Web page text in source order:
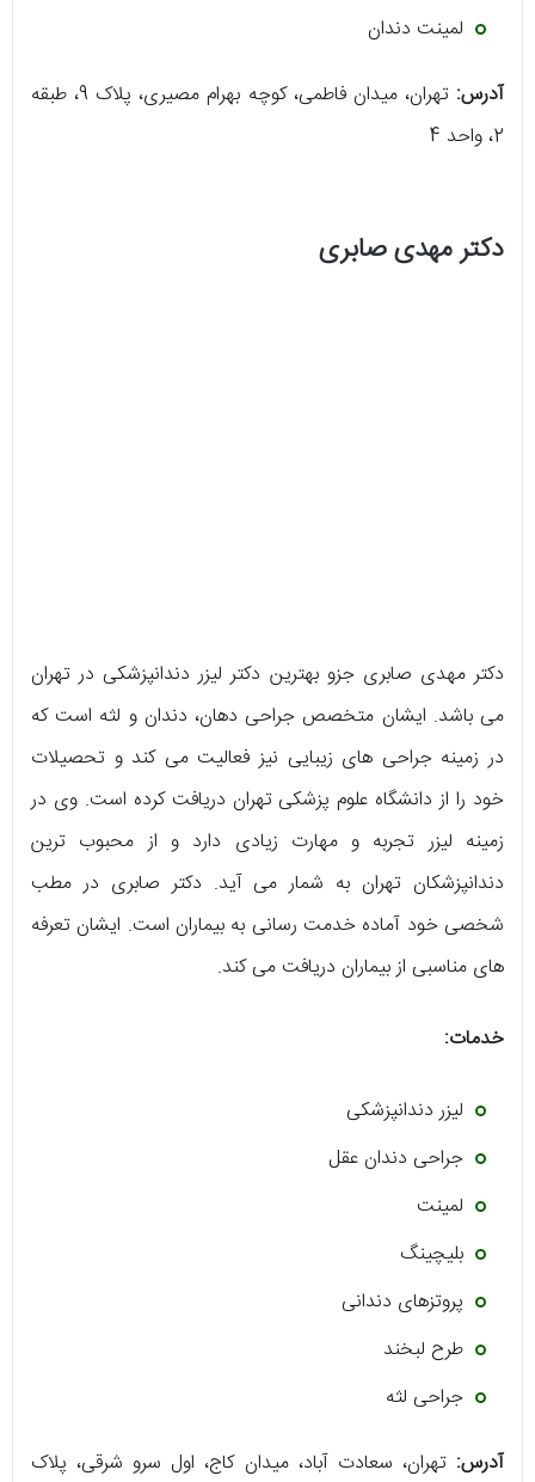
لمینت دندان
آدرس:
تهران، میدان فاطمی، کوچه بهرام مصیری، پلاک 9، طبقه
2، واحد 4
دکتر مهدی صابری
دکتر مهدی صابری جزو بهترین دکتر لیزر دندانپزشکی در تهران
می باشد. ایشان متخصص جراحی دهان، دندان و لثه است که
در زمینه جراحی های زیبایی نیز فعالیت می کند و تحصیلات
خود را از دانشگاه علوم پزشکی تهران دریافت کرده است. وی در
زمینه لیزر تجربه و مهارت زیادی دارد و از محبوب ترین
دندانپزشکان تهران به شمار می آید. دکتر صابری در مطب
شخصی خود آماده خدمت رسانی به بیماران است. ایشان تعرفه
های مناسبی از بیماران دریافت می کند.
خدمات:
لیزر دندانپزشکی
جراحی دندان عقل
لمینت
بلیچینگ
پروتزهای دندانی
طرح لبخند
جراحی لثه
آدرس: تهران، سعادت آباد، میدان کاج، اول سرو شرقی، پلاک